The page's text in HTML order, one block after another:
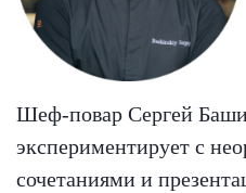
Шеф-повар Сергей
экспериментирует с
сочетаниями и